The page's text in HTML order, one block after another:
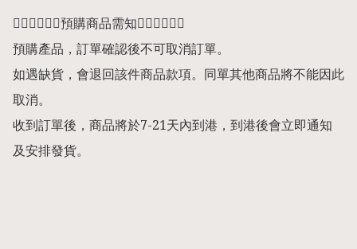
👇🏻👇🏻👇🏻預購商品需知👇🏻👇🏻👇🏻
預購產品，訂單確認後不可取消訂單。
如遇缺貨，會退回該件商品款項。同單其他商品將不能因此
取消。
收到訂單後，商品將於7-21天內到港，到港後會立即通知
及安排發貨。